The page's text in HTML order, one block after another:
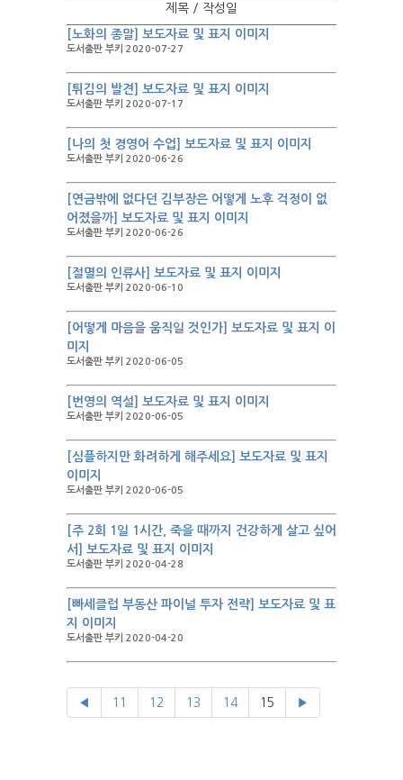
제목 / 작성일
[노화의 종말] 보도자료 및 표지 이미지
도서출판 부키 2020-07-27
[튀김의 발견] 보도자료 및 표지 이미지
도서출판 부키 2020-07-17
[나의 첫 경영어 수업] 보도자료 및 표지 이미지
도서출판 부키 2020-06-26
[연금밖에 없다던 김부장은 어떻게 노후 걱정이 없
어졌을까] 보도자료 및 표지 이미지
도서출판 부키 2020-06-26
[절멸의 인류사] 보도자료 및 표지 이미지
도서출판 부키 2020-06-10
[어떻게 마음을 움직일 것인가] 보도자료 및 표지 이
미지
도서출판 부키 2020-06-05
[번영의 역설] 보도자료 및 표지 이미지
도서출판 부키 2020-06-05
[심플하지만 화려하게 해주세요] 보도자료 및 표지
이미지
도서출판 부키 2020-06-05
[주 2회 1일 1시간, 죽을 때까지 건강하게 살고 싶어
서] 보도자료 및 표지 이미지
도서출판 부키 2020-04-28
[빠세클럽 부동산 파이널 투자 전략] 보도자료 및 표
지 이미지
도서출판 부키 2020-04-20
◀ 11 12 13 14 15 ▶